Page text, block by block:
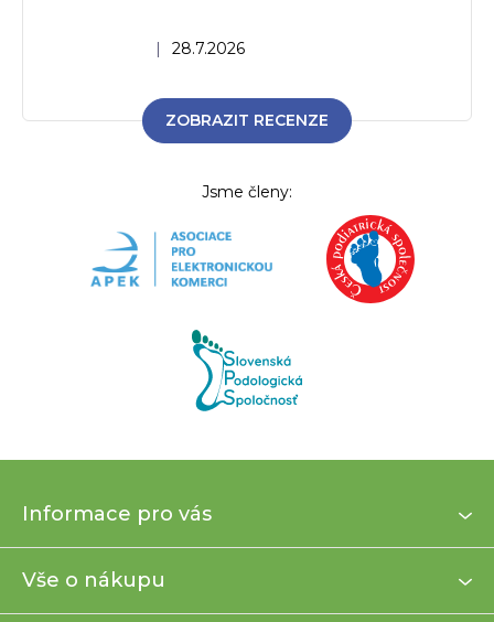
Hodnocení obchodu je 5 z 5 hvězdiček.
28.7.2026
ZOBRAZIT RECENZE
Jsme členy:
p
t
Informace pro vás
Vše o nákupu